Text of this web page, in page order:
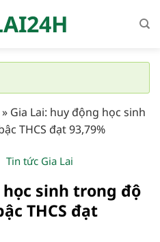
» Gia Lai: huy động học sinh
THCS đạt 93,79%
Tin tức Gia Lai
sinh trong độ
THCS đạt